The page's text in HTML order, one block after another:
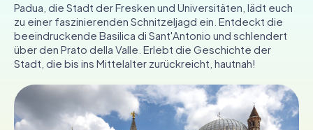
Touren
Teamevent
Tickets
INT AT CH
DE
Padua, die Stadt der Fresken und Universitäten, lädt euch
zu einer faszinierenden Schnitzeljagd ein. Entdeckt die
beeindruckende Basilica di Sant'Antonio und schlendert
über den Prato della Valle. Erlebt die Geschichte der
Stadt, die bis ins Mittelalter zurückreicht, hautnah!